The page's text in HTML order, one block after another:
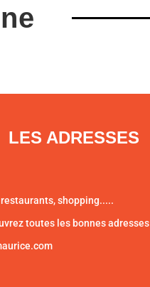
LES ADRESSES
restaurants, shopping.....
toutes les bonnes adresses